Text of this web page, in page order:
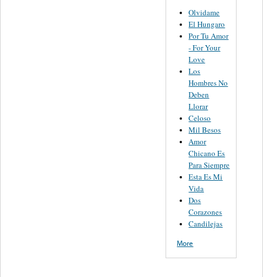
Olvidame
El Hungaro
Por Tu Amor
- For Your
Love
Los
Hombres No
Deben
Llorar
Celoso
Mil Besos
Amor
Chicano Es
Para Siempre
Esta Es Mi
Vida
Dos
Corazones
Candilejas
More